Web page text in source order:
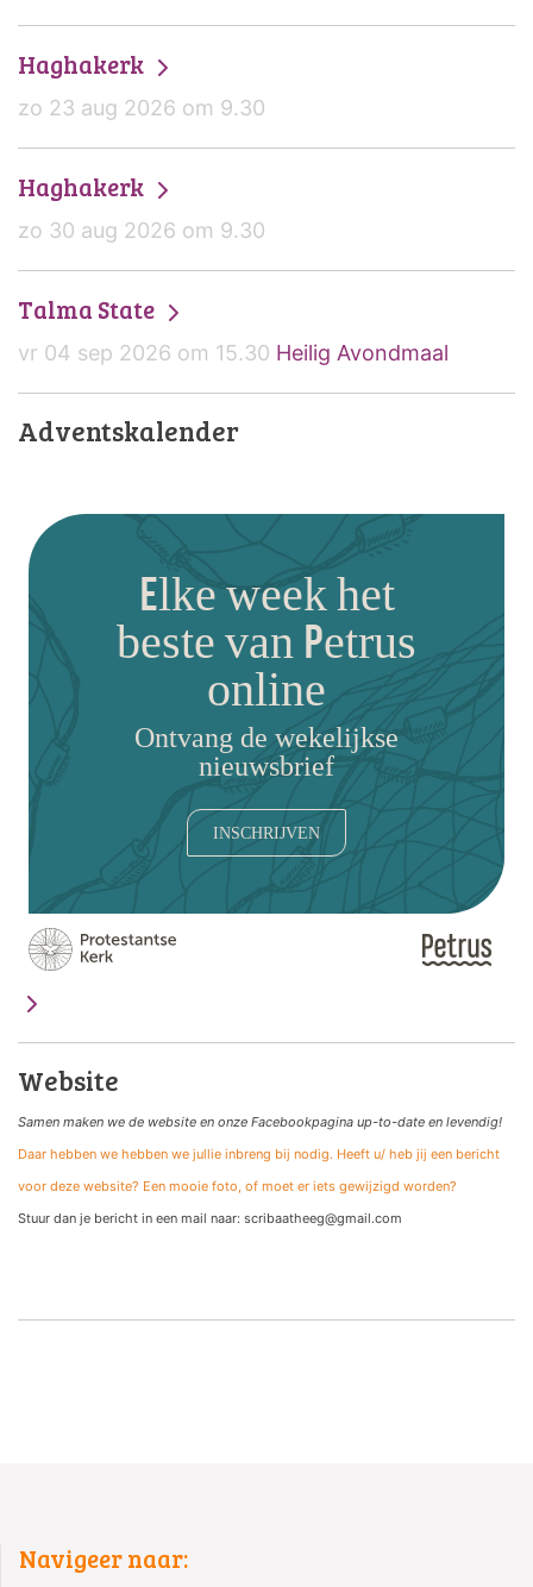
Haghakerk
zo 23 aug 2026 om 9.30
Haghakerk
zo 30 aug 2026 om 9.30
Talma State
vr 04 sep 2026 om 15.30 Heilig Avondmaal
Adventskalender
Elke week het
beste van Petrus
online
Ontvang de wekelijkse
nieuwsbrief
INSCHRIJVEN
Website
Samen maken we de website en onze Facebookpagina up-to-date en levendig!
Daar hebben we hebben we jullie inbreng bij nodig. Heeft u/ heb jij een bericht
voor deze website? Een mooie foto, of moet er iets gewijzigd worden?
Stuur dan je bericht in een mail naar: scribaatheeg@gmail.com
Navigeer naar: